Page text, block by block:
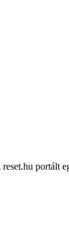
portált